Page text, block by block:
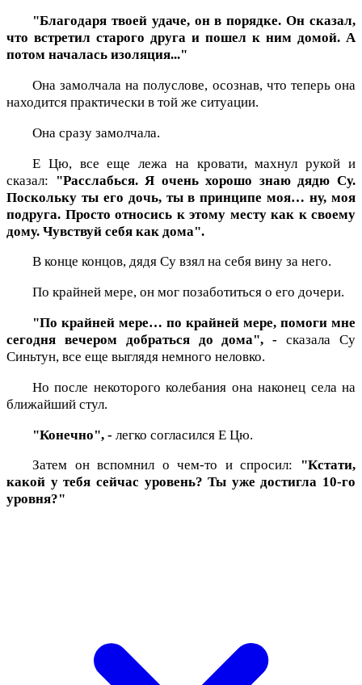
"Благодаря твоей удаче, он в порядке. Он сказал,
что встретил старого друга и пошел к ним домой. А
потом началась изоляция..."
Она замолчала на полуслове, осознав, что теперь она
находится практически в той же ситуации.
Она сразу замолчала.
Е Цю, все еще лежа на кровати, махнул рукой и
сказал:
"Расслабься. Я очень хорошо знаю дядю Су.
Поскольку ты его дочь, ты в принципе моя… ну, моя
подруга. Просто относись к этому месту как к своему
дому. Чувствуй себя как дома".
В конце концов, дядя Су взял на себя вину за него.
По крайней мере, он мог позаботиться о его дочери.
"По крайней мере… по крайней мере, помоги мне
сегодня вечером добраться до дома", -сказала Су
Синьтун, все еще выглядя немного неловко.
Но после некоторого колебания она наконец села на
ближайший стул.
"Конечно", - легко согласился Е Цю.
Затем он вспомнил о чем-то и спросил:
"Кстати,
какой у тебя сейчас уровень? Ты уже достигла 10-го
уровня?"